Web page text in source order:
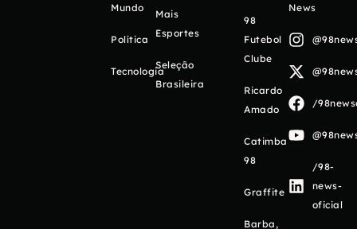
Mundo
Política
Tecnologia
Mais
Esportes
Seleção
Brasileira
98
Futebol
Clube
Ricardo
Amado
Catimba
98
Graffite
Barba,
News
/
/98-
news-
oficial